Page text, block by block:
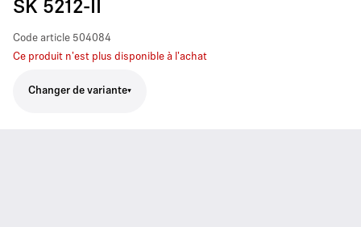
SK 5212-II
Code article 504084
Ce produit n'est plus disponible à l'achat
Changer de variante